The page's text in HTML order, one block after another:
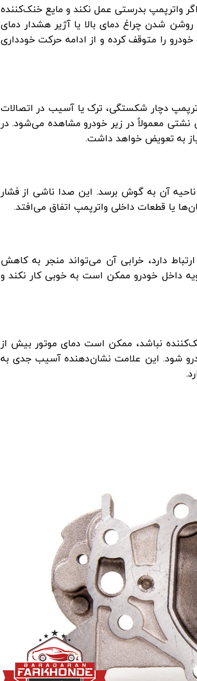
واترپمپ بدرستی عمل نکند و مایع خنک‌کننده
روشن شدن چراغ دمای بالا یا آژیر هشدار دمای
را متوقف کرده و از ادامه حرکت خودداری
دچار شکستگی، ترک یا آسیب در اتصالات
معمولاً در زیر خودرو مشاهده می‌شود. در
به تعویض خواهد داشت.
آن به گوش برسد. این صدا ناشی از فشار
یا قطعات داخلی واترپمپ اتفاق می‌افتد.
دارد، خرابی آن می‌تواند منجر به کاهش
داخل خودرو ممکن است به خوبی کار نکند و
نباشد، ممکن است دمای موتور بیش از
شود. این علامت نشان‌دهنده آسیب جدی به